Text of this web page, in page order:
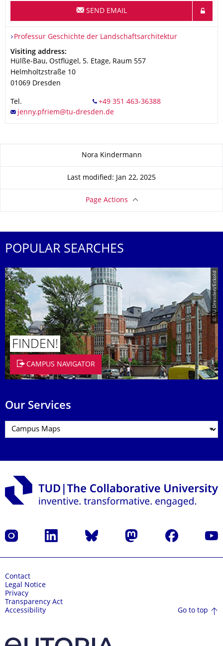
SEND EMAIL
Organization Name
Professur Geschichte der Landschaftsarchitektur
Professur Geschichte der Landschaftsarchitektur
Address
Visiting address:
Hülße-Bau, Ostflügel, 5. Etage, Raum 557
Helmholtzstraße 10
01069 Dresden
Tel.
About this pageNora Kindermann
Last modified: Jan 22, 2025
Page Actions
POPULAR SEARCHES
© TU Dresden/Eckold
FINDEN!
CAMPUS NAVIGATOR
Our Services
Instagram LinkedIn Bluesky Mastodon Facebook
Contact
Legal Notice
Privacy
Transparency Act
Accessibility
Go to top